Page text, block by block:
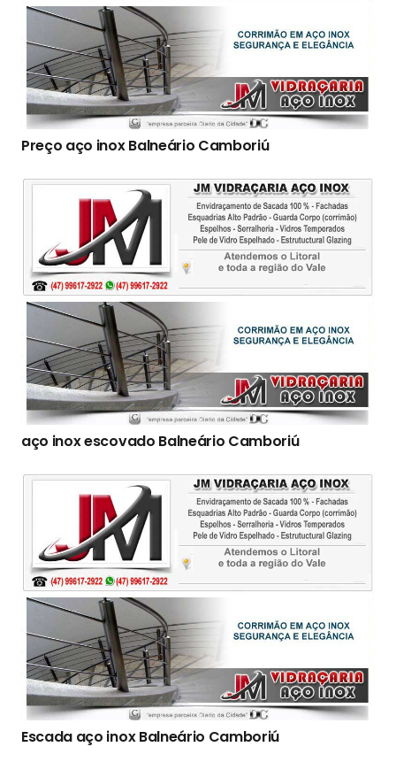
Preço aço inox Balneário Camboriú
aço inox escovado Balneário Camboriú
Escada aço inox Balneário Camboriú